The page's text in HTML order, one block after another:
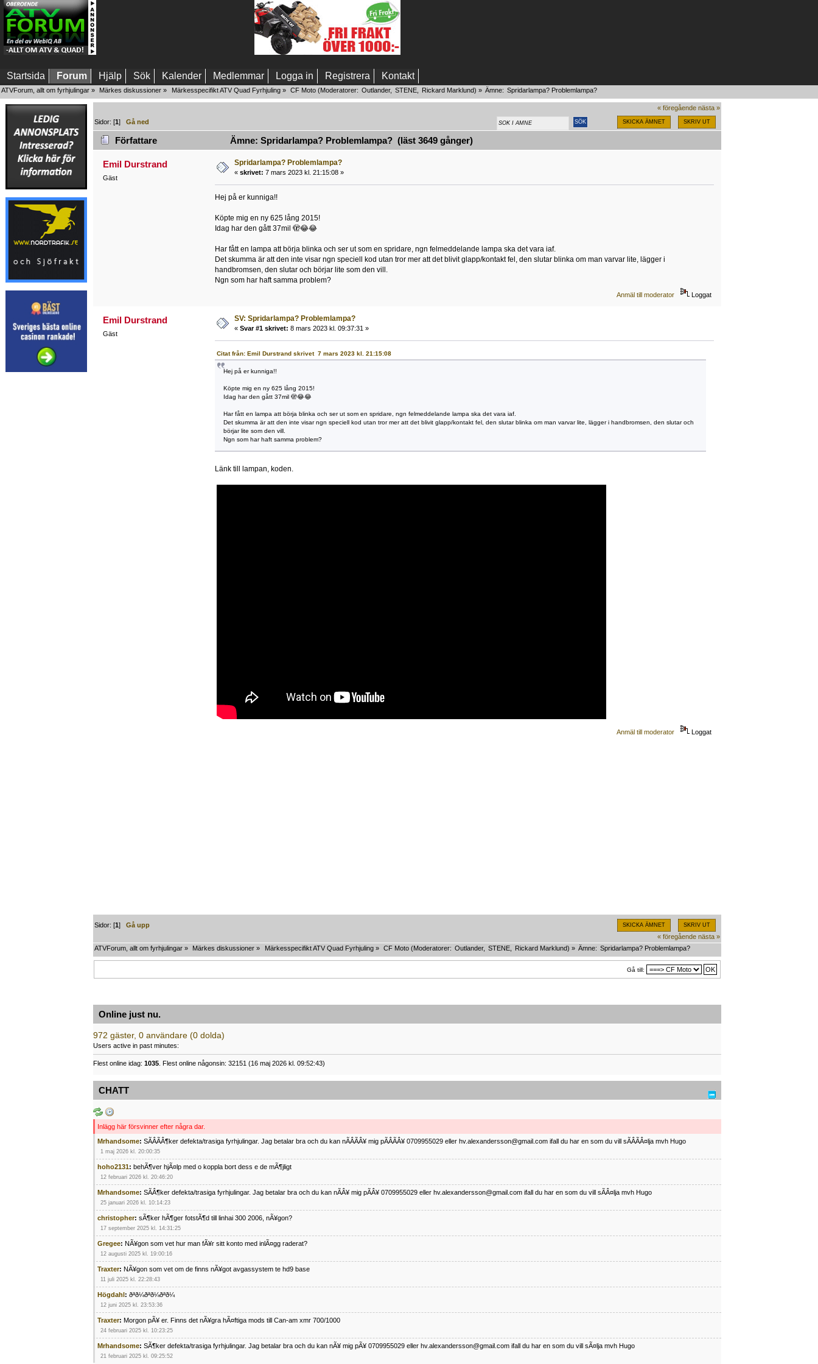
Startsida Forum Hjälp Sök Kalender Medlemmar Logga in Registrera Kontakt
ATVForum, allt om fyrhjulingar » Märkes diskussioner » Märkesspecifikt ATV Quad Fyrhjuling» CF Moto(Moderatorer: Outlander, STENE, Rickard Marklund) » Ämne: Spridarlampa? Problemlampa?
« föregående nästa »
SKICKA ÄMNET SKRIV UT
Sidor: [1]Gå ned
Författare Ämne: Spridarlampa? Problemlampa? (läst 3649 gånger)
Emil Durstrand
Gäst
Spridarlampa? Problemlampa?
« skrivet: 7 mars 2023 kl. 21:15:08 »
Hej på er kunniga!!
Köpte mig en ny 625 lång 2015!
Idag har den gått 37mil 🫣😂😂
Har fått en lampa att börja blinka och ser ut som en spridare, ngn felmeddelande lampa ska det vara iaf.
Det skumma är att den inte visar ngn speciell kod utan tror mer att det blivit glapp/kontakt fel, den slutar blinka om man varvar lite, lägger i
handbromsen, den slutar och börjar lite som den vill.
Ngn som har haft samma problem?
Anmäl till moderator Loggat
Emil Durstrand
Gäst
SV: Spridarlampa? Problemlampa?
« Svar #1 skrivet: 8 mars 2023 kl. 09:37:31 »
Citat från: Emil Durstrand skrivet 7 mars 2023 kl. 21:15:08
Hej på er kunniga!!
Köpte mig en ny 625 lång 2015!
Idag har den gått 37mil 🫣😂😂
Har fått en lampa att börja blinka och ser ut som en spridare, ngn felmeddelande lampa ska det vara iaf.
Det skumma är att den inte visar ngn speciell kod utan tror mer att det blivit glapp/kontakt fel, den slutar blinka om man varvar lite, lägger i handbromsen, den slutar och
börjar lite som den vill.
Ngn som har haft samma problem?
Länk till lampan, koden.
Anmäl till moderator Loggat
SKICKA ÄMNET SKRIV UT
Sidor: [1]Gå upp
« föregående nästa »
ATVForum, allt om fyrhjulingar » Märkes diskussioner » Märkesspecifikt ATV Quad Fyrhjuling» CF Moto(Moderatorer: Outlander, STENE, Rickard Marklund) » Ämne: Spridarlampa? Problemlampa?
Gå till:
Online just nu.
972 gäster, 0 användare (0 dolda)
Users active in past minutes:
Flest online idag: 1035. Flest online någonsin: 32151 (16 maj 2026 kl. 09:52:43)
CHATT
Inlägg här försvinner efter några dar.
Mrhandsome: SÃÂÃÂ¶ker defekta/trasiga fyrhjulingar. Jag betalar bra och du kan nÃÂÃÂ¥ mig pÃÂÃÂ¥ 0709955029 eller hv.alexandersson@gmail.com ifall du har en som du vill sÃÂÃÂ¤lja mvh Hugo
1 maj 2026 kl. 20:00:35
hoho2131: behÃ¶ver hjÃ¤lp med o koppla bort dess e de mÃ¶jligt
12 februari 2026 kl. 20:46:20
Mrhandsome: SÃÂ¶ker defekta/trasiga fyrhjulingar. Jag betalar bra och du kan nÃÂ¥ mig pÃÂ¥ 0709955029 eller hv.alexandersson@gmail.com ifall du har en som du vill sÃÂ¤lja mvh Hugo
25 januari 2026 kl. 10:14:23
christopher: sÃ¶ker hÃ¶ger fotstÃ¶d till linhai 300 2006, nÃ¥gon?
17 september 2025 kl. 14:31:25
Gregee: NÃ¥gon som vet hur man fÃ¥r sitt konto med inlÃ¤gg raderat?
12 augusti 2025 kl. 19:00:16
Traxter: NÃ¥gon som vet om de finns nÃ¥got avgassystem te hd9 base
11 juli 2025 kl. 22:28:43
Högdahl: ðªð¼ðªð¼ðªð¼
12 juni 2025 kl. 23:53:36
Traxter: Morgon pÃ¥ er. Finns det nÃ¥gra hÃ¤ftiga mods till Can-am xmr 700/1000
24 februari 2025 kl. 10:23:25
Mrhandsome: SÃ¶ker defekta/trasiga fyrhjulingar. Jag betalar bra och du kan nÃ¥ mig pÃ¥ 0709955029 eller hv.alexandersson@gmail.com ifall du har en som du vill sÃ¤lja mvh Hugo
21 februari 2025 kl. 09:25:52